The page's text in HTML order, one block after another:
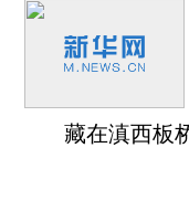
藏在滇西板